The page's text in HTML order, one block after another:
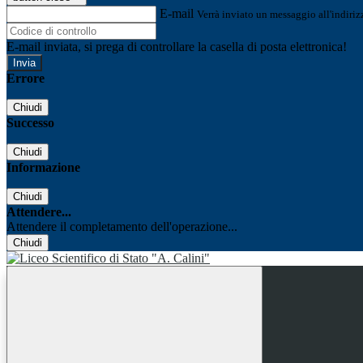
E-mail Verrà inviato un messaggio
E-mail inviata, si prega di controllare la casella di posta elettronica!
Errore
Chiudi
Successo
Chiudi
Informazione
Chiudi
Attendere...
Attendere il completamento dell'operazione...
Chiudi